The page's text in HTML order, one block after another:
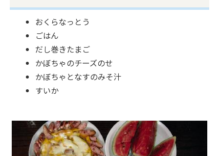
おくらなっとう
ごはん
だし巻きたまご
かぼちゃのチーズのせ
かぼちゃとなすのみそ汁
すいか